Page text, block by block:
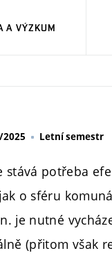
A VÝZKUM
2025 Letní semestr
stává potřeba
o sféru
je nutné
(přitom však